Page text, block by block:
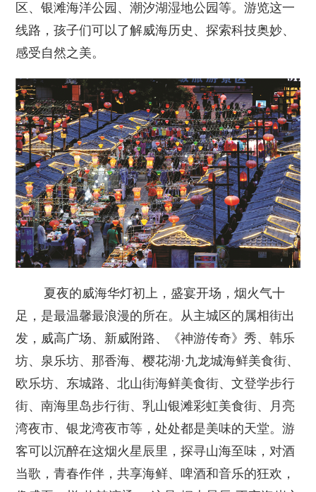
区、银滩海洋公园、潮汐湖湿地公园等。游览这一
线路，孩子们可以了解威海历史、探索科技奥妙、
感受自然之美。
夏夜的威海华灯初上，盛宴开场，烟火气十
足，是最温馨最浪漫的所在。从主城区的属相街出
发，威高广场、新威附路、《神游传奇》秀、韩乐
坊、泉乐坊、那香海、樱花湖·九龙城海鲜美食街、
欧乐坊、东城路、北山街海鲜美食街、文登学步行
街、南海里岛步行街、乳山银滩彩虹美食街、月亮
湾夜市、银龙湾夜市等，处处都是美味的天堂。游
客可以沉醉在这烟火星辰里，探寻山海至味，对酒
当歌，青春作伴，共享海鲜、啤酒和音乐的狂欢，